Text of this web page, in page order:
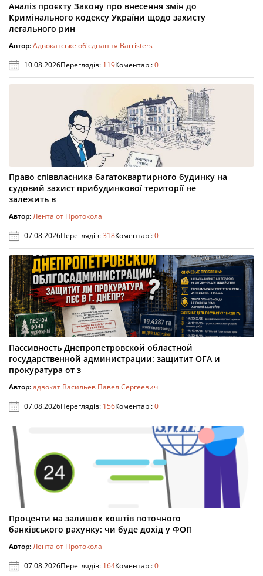
Аналіз проєкту Закону про внесення змін до
Кримінального кодексу України щодо захисту
легального рин
Автор:Адвокатське об'єднання Barristers
10.08.2026Переглядів: 119Коментарі:0
Право співвласника багатоквартирного будинку на
судовий захист прибудинкової території не
залежить в
Автор:Лента от Протокола
07.08.2026Переглядів:318Коментарі:0
Пассивность Днепропетровской областной
государственной администрации: защитит ОГА и
прокуратура от з
Автор:адвокат Васильев Павел Сергеевич
07.08.2026Переглядів: 156Коментарі:0
Проценти на залишок коштів поточного
банківського рахунку: чи буде дохід у ФОП
Автор:Лента от Протокола
07.08.2026Переглядів: 164Коментарі:0